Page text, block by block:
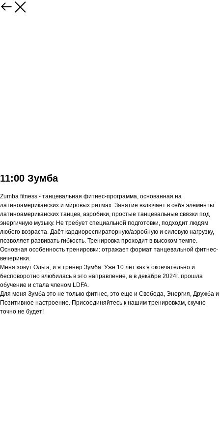
11:00 Зумба
Zumba fitness - танцевальная фитнес-программа, основанная на
латиноамериканских и мировых ритмах. Занятие включает в себя элементы
латиноамериканских танцев, аэробики, простые танцевальные связки под
энергичную музыку. Не требует специальной подготовки, подходит людям
любого возраста. Даёт кардиореспираторную/аэробную и силовую нагрузку,
позволяет развивать гибкость. Тренировка проходит в высоком темпе.
Основная особенность тренировки: отражает формат танцевальной фитнес-
вечеринки.
Меня зовут Ольга, и я тренер Зумба. Уже 10 лет как я окончательно и
бесповоротно влюбилась в это направление, а в декабре 2024г. прошла
обучение и стала членом LDFA.
Для меня Зумба это не только фитнес, это еще и Свобода, Энергия, Дружба и
Позитивное настроение. Присоединяйтесь к нашим тренировкам, скучно
точно не будет!